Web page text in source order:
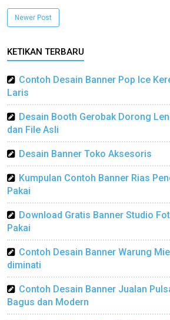
Newer Post
KETIKAN TERBARU
Contoh Desain Banner Pop Ice
Laris
Desain Booth Gerobak Dorong
dan File Asli
Desain Banner Toko Aksesoris
Kumpulan Contoh Banner Rias
Pakai
Download Gratis Banner Studio
Pakai
Contoh Desain Banner Warung
diminati
Contoh Desain Banner Jualan
Bagus dan Modern